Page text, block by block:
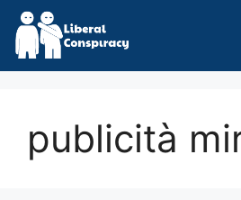
Skip
content
publicità